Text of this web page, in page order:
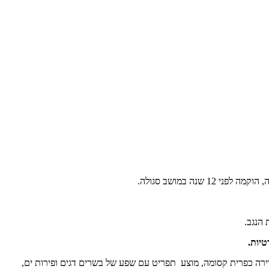
במושב סגולה.
הנגב.
כפרית קסומה, מוצע תפריט עם שפע של בשרים דגים ופירות ים,